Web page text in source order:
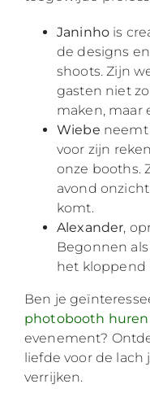
Janinho is
de designs
shoots. Zijn
gasten niet
maken, maar
Wiebe
voor zijn
onze booths.
avond
komt.
Alexander,
Begonnen
het kloppend
Ben je
photobooth huren
evenement?
liefde voor de
verrijken.